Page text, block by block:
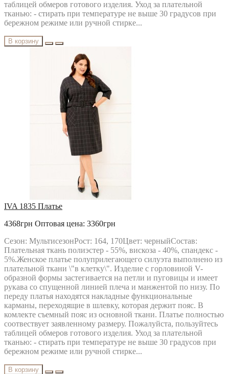
таблицей обмеров готового изделия. Уход за плательной
тканью: - стирать при температуре не выше 30 градусов при
бережном режиме или ручной стирке...
В корзину
IVA 1835 Платье
4368грн Оптовая цена: 3360грн
Сезон: МультисезонРост: 164, 170Цвет: черныйСостав:
Плательная ткань полиэстер - 55%, вискоза - 40%, спандекс -
5%.Женское платье полуприлегающего силуэта выполнено из
плательной ткани \"в клетку\". Изделие с горловиной V-
образной формы застегивается на петли и пуговицы и имеет
рукава со спущенной линией плеча и манжентой по низу. По
переду платья находятся накладные функциональные
карманы, переходящие в шлевку, которая держит пояс. В
комлекте съемный пояс из основной ткани. Платье полностью
соотвествует заявленному размеру. Пожалуйста, пользуйтесь
таблицей обмеров готового изделия. Уход за плательной
тканью: - стирать при температуре не выше 30 градусов при
бережном режиме или ручной стирке...
В корзину